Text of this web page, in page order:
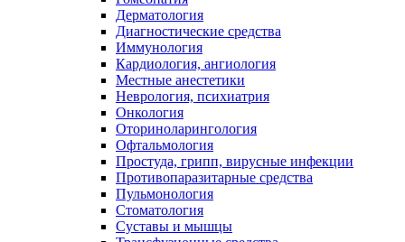
Дерматология
Диагностические средства
Иммунология
Кардиология, ангиология
Местные анестетики
Неврология, психиатрия
Онкология
Оториноларингология
Офтальмология
Простуда, грипп, вирусные инфекции
Противопаразитарные средства
Пульмонология
Стоматология
Суставы и мышцы